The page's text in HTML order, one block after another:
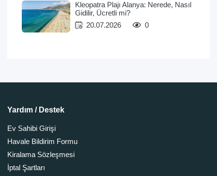
Kleopatra Plajı Alanya: Nerede, Nasıl
Gidilir, Ücretli mi?
20.07.2026
0
Yardım / Destek
Ev Sahibi Girişi
Havale Bildirim Formu
Kiralama Sözleşmesi
İptal Şartları